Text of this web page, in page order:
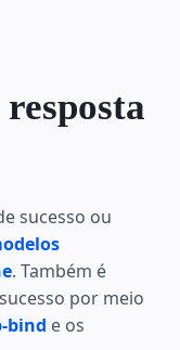
sucesso ou
. Também é
por meio
bind e os